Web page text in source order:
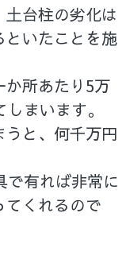
台柱の劣化は
といたことを施
か所あたり5万
まいます。
と、何千万円
で有れば非常に
てくれるので